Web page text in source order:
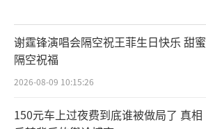
谢霆锋演唱会隔空祝王菲生日快乐 甜蜜
隔空祝福
2026-08-09 10:15:26
150元车上过夜费到底谁被做局了 真相